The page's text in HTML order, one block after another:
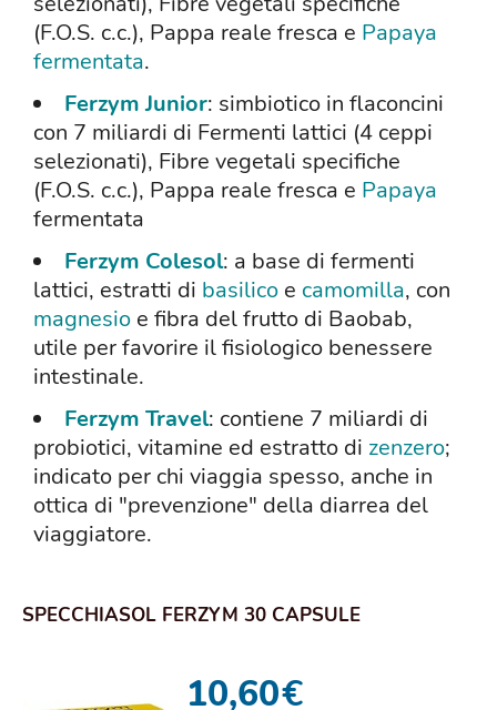
(F.O.S. c.c.), Pappa reale fresca e Papaya
fermentata.
Ferzym Junior: simbiotico in flaconcini
con 7 miliardi di Fermenti lattici (4 ceppi
selezionati), Fibre vegetali specifiche
(F.O.S. c.c.), Pappa reale fresca e Papaya
fermentata
Ferzym Colesol: a base di fermenti
lattici, estratti di basilico e camomilla, con
magnesio e fibra del frutto di Baobab,
utile per favorire il fisiologico benessere
intestinale.
Ferzym Travel: contiene 7 miliardi di
probiotici, vitamine ed estratto di zenzero;
indicato per chi viaggia spesso, anche in
ottica di "prevenzione" della diarrea del
viaggiatore.
SPECCHIASOL FERZYM 30 CAPSULE
10,60€